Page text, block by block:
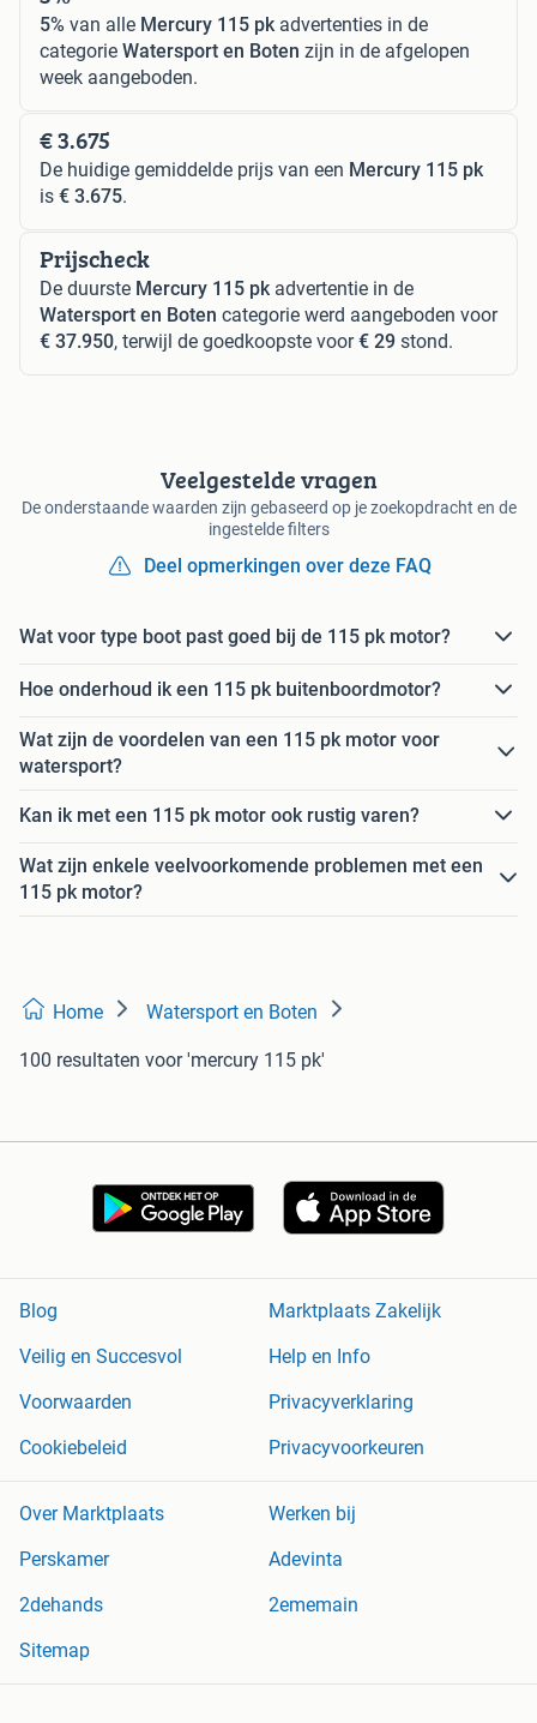
5% van alle Mercury 115 pk advertenties in de
categorie Watersport en Boten zijn in de afgelopen
week aangeboden.
€ 3.675
De huidige gemiddelde prijs van een Mercury 115 pk
is € 3.675.
Prijscheck
De duurste Mercury 115 pk advertentie in de
Watersport en Boten categorie werd aangeboden voor
€ 37.950, terwijl de goedkoopste voor€ 29 stond.
Veelgestelde vragen
De onderstaande waarden zijn gebaseerd op je zoekopdracht en de
ingestelde filters
Deel opmerkingen over deze FAQ
Wat voor type boot past goed bij de 115 pk motor?
Hoe onderhoud ik een 115 pk buitenboordmotor?
Wat zijn de voordelen van een 115 pk motor voor
watersport?
Kan ik met een 115 pk motor ook rustig varen?
Wat zijn enkele veelvoorkomende problemen met een
115 pk motor?
Home Watersport en Boten
100 resultaten voor 'mercury 115 pk'
Blog
Marktplaats Zakelijk
Veilig en Succesvol
Help en Info
Voorwaarden
Privacyverklaring
Cookiebeleid
Privacyvoorkeuren
Over Marktplaats
Werken bij
Perskamer
Adevinta
2dehands
2ememain
Sitemap